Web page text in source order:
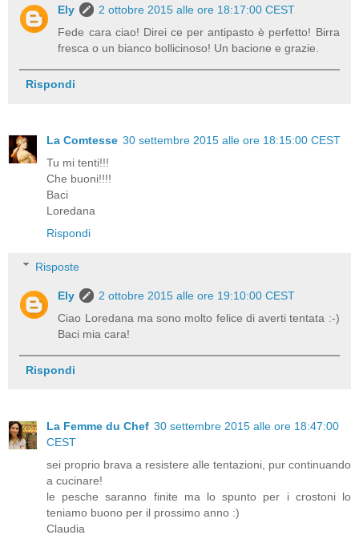
Ely
2 ottobre 2015 alle ore 18:17:00 CEST
Fede cara ciao! Direi ce per antipasto è perfetto! Birra
fresca o un bianco bollicinoso! Un bacione e grazie.
Rispondi
La Comtesse 30 settembre 2015 alle ore 18:15:00 CEST
Tu mi tenti!!!
Che buoni!!!!
Baci
Loredana
Rispondi
Risposte
Ely
2 ottobre 2015 alle ore 19:10:00 CEST
Ciao Loredana ma sono molto felice di averti tentata :-)
Baci mia cara!
Rispondi
La Femme du Chef 30 settembre 2015 alle ore 18:47:00
CEST
sei proprio brava a resistere alle tentazioni, pur continuando
a cucinare!
le pesche saranno finite ma lo spunto per i crostoni lo
teniamo buono per il prossimo anno :)
Claudia